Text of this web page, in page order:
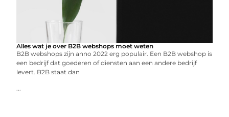
Alles wat je over B2B webshops moet weten
B2B webshops zijn anno 2022 erg populair. Een B2B webshop is
een bedrijf dat goederen of diensten aan een andere bedrijf
levert. B2B staat dan
...